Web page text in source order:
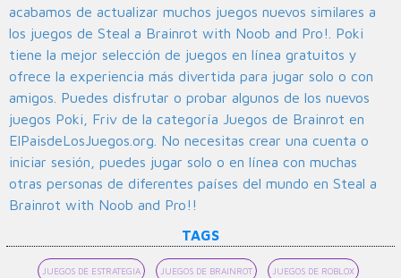
acabamos de actualizar muchos juegos nuevos similares a
los juegos de Steal a Brainrot with Noob and Pro!. Poki
tiene la mejor selección de juegos en línea gratuitos y
ofrece la experiencia más divertida para jugar solo o con
amigos. Puedes disfrutar o probar algunos de los nuevos
juegos Poki, Friv de la categoría Juegos de Brainrot en
ElPaisdeLosJuegos.org. No necesitas crear una cuenta o
iniciar sesión, puedes jugar solo o en línea con muchas
otras personas de diferentes países del mundo en Steal a
Brainrot with Noob and Pro!!
TAGS
JUEGOS DE ESTRATEGIA JUEGOS DE BRAINROT JUEGOS DE ROBLOX